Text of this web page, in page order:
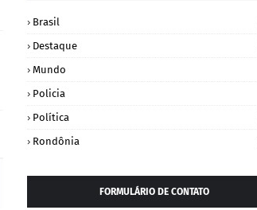
Brasil
Destaque
Mundo
Policia
Política
Rondônia
FORMULÁRIO DE CONTATO